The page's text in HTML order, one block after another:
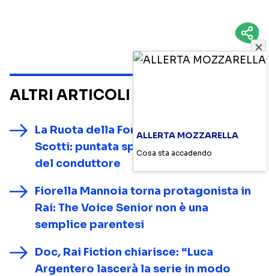
ALTRI ARTICOLI SU
La Ruota della Fortuna festeggia Gerry
Scotti: puntata speciale per i 70 anni
del conduttore
Fiorella Mannoia torna protagonista in
Rai: The Voice Senior non è una
semplice parentesi
Doc, Rai Fiction chiarisce: “Luca
Argentero lascerà la serie in modo
ALLERTA MOZZARELLA
Cosa sta accadendo